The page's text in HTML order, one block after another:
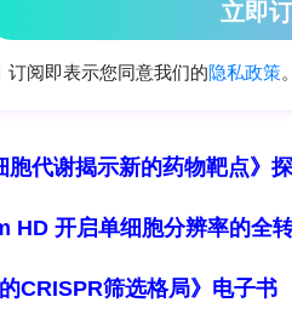
代谢揭示新的药物靶点》
开启单细胞分辨率的全
CRISPR筛选格局》电子书